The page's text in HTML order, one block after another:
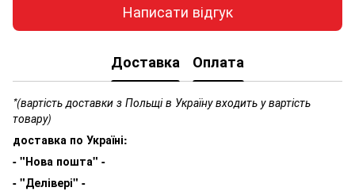
Написати відгук
Доставка Оплата
*(вартість доставки з Польщі в Україну входить у вартість
товару)
доставка по Україні:
- "Нова пошта" -
- "Делівері" -